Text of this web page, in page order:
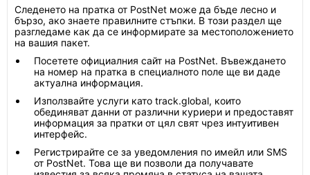
Следенето на пратка от PostNet може да бъде лесно и
бързо, ако знаете правилните стъпки. В този раздел ще
разгледаме как да се информирате за местоположението
на вашия пакет.
Посетете официалния сайт на PostNet. Въвеждането
на номер на пратка в специалното поле ще ви даде
актуална информация.
Използвайте услуги като track.global, които
обединяват данни от различни куриери и предоставят
информация за пратки от цял свят чрез интуитивен
интерфейс.
Регистрирайте се за уведомления по имейл или SMS
от PostNet. Това ще ви позволи да получавате